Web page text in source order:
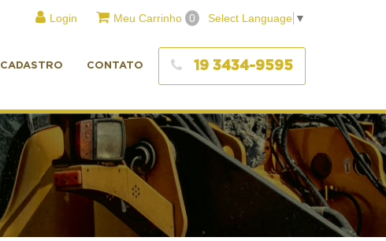
Login Meu Carrinho 0 Select Language ▼
CADASTRO CONTATO 19 3434-9595